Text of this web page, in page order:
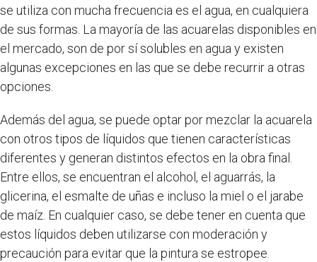
se utiliza con mucha frecuencia es el agua, en cualquiera
de sus formas. La mayoría de las acuarelas disponibles en
el mercado, son de por sí solubles en agua y existen
algunas excepciones en las que se debe recurrir a otras
opciones.
Además del agua, se puede optar por mezclar la acuarela
con otros tipos de líquidos que tienen características
diferentes y generan distintos efectos en la obra final.
Entre ellos, se encuentran el alcohol, el aguarrás, la
glicerina, el esmalte de uñas e incluso la miel o el jarabe
de maíz. En cualquier caso, se debe tener en cuenta que
estos líquidos deben utilizarse con moderación y
precaución para evitar que la pintura se estropee.